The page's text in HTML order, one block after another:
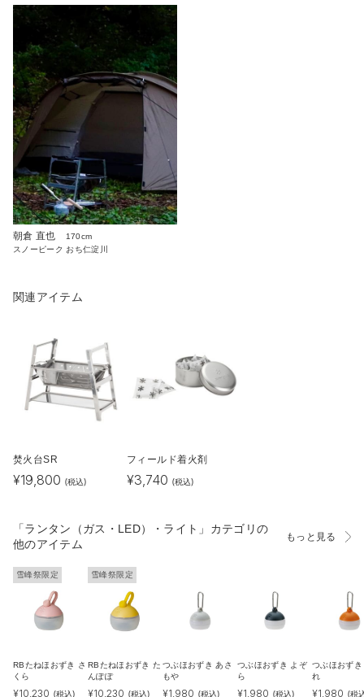
朝倉 直也
170cm
スノーピーク おち仁淀川
関連アイテム
焚火台SR
¥19,800 (税込)
フィールド着火剤
¥3,740 (税込)
「ランタン（ガス・LED）・ライト」カテゴリの
他のアイテム
もっと見る
雪峰祭限定
RBたねほおずき さ
くら
¥10,230 (税込)
雪峰祭限定
RBたねほおずき た
んぽぽ
¥10,230 (税込)
つぶほおずき あさ
もや
¥1,980 (税込)
つぶほおずき よぞ
ら
¥1,980 (税込)
つぶほおず
れ
¥1,980 (税